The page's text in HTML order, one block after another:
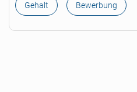
Gehalt Bewerbung